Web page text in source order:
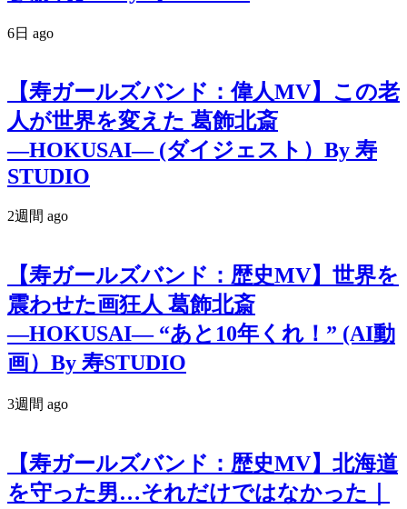
6日 ago
【寿ガールズバンド：偉人MV】この老
人が世界を変えた 葛飾北斎
―HOKUSAI― (ダイジェスト）By 寿
STUDIO
2週間 ago
【寿ガールズバンド：歴史MV】世界を
震わせた画狂人 葛飾北斎
―HOKUSAI― “あと10年くれ！” (AI動
画）By 寿STUDIO
3週間 ago
【寿ガールズバンド：歴史MV】北海道
を守った男…それだけではなかった｜